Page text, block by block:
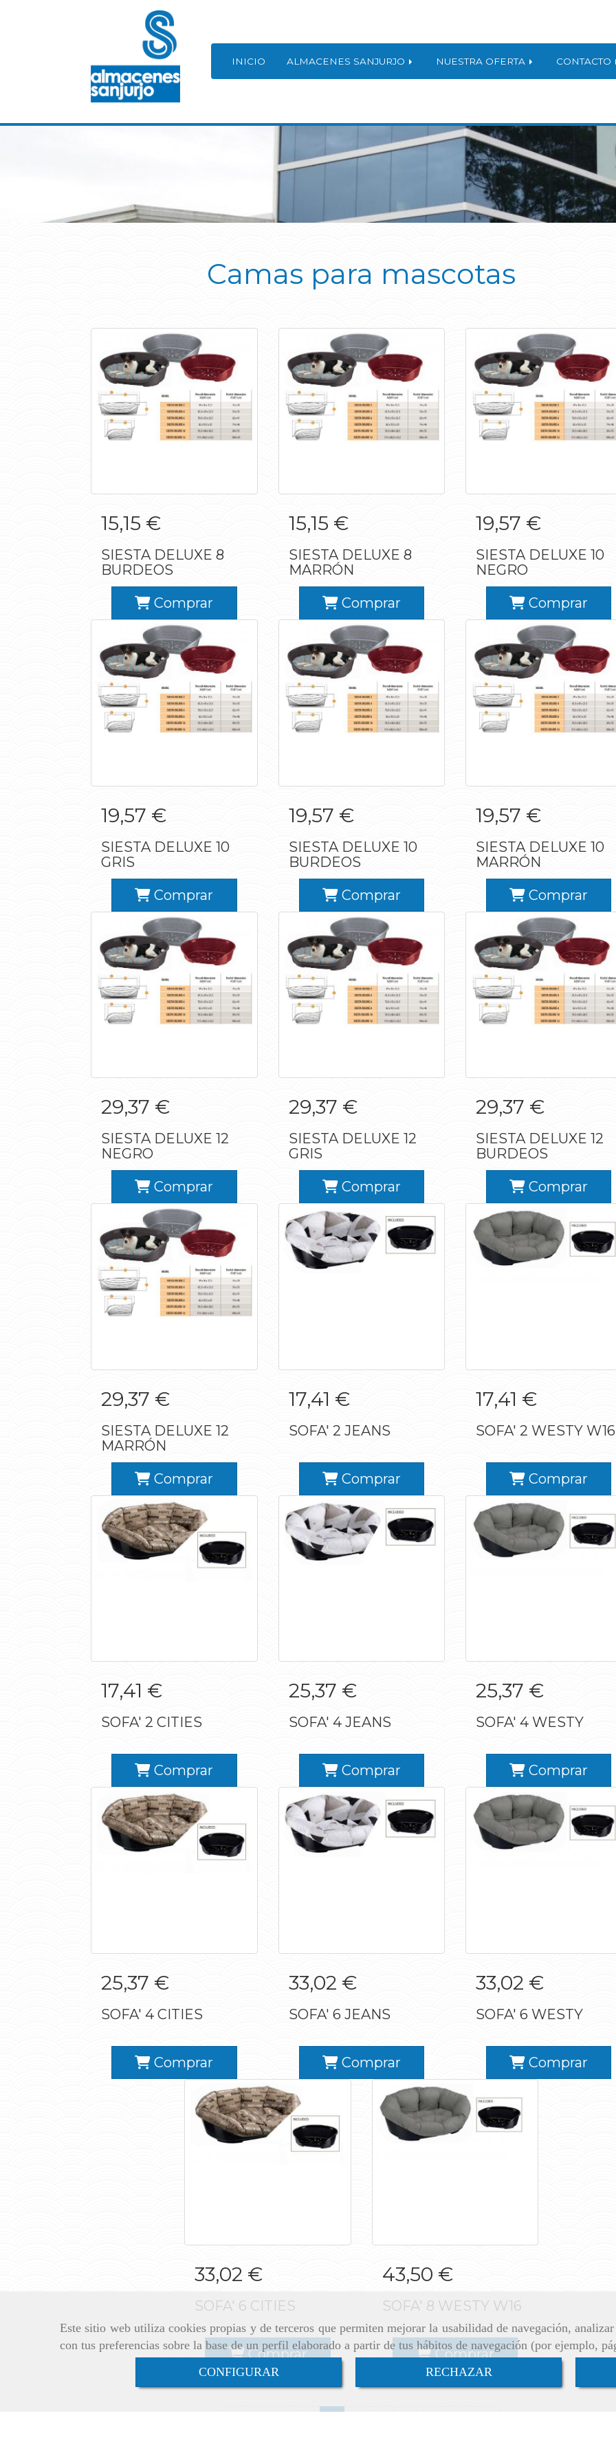
Este sitio web utiliza cookies propias y de terceros que permiten mejorar la usabilidad de navegación,
con tus preferencias sobre la base de un perfil elaborado a partir de tus hábitos de navegación (por ejemplo,
CONFIGURAR
RECHAZAR
INICIO ALMACENES SANJURJO NUESTRA OFERTA CONTACTO
Camas para mascotas
SIESTA DELUXE 8
BURDEOS
15,15 €
SIESTA DELUXE 8
BURDEOS
Comprar
SIESTA DELUXE 8
MARRÓN
15,15 €
SIESTA DELUXE 8
MARRÓN
Comprar
SIESTA DELUXE 10
NEGRO
19,57 €
SIESTA DELUXE 10
NEGRO
Comprar
SIESTA DELUXE 10
GRIS
19,57 €
SIESTA DELUXE 10
GRIS
Comprar
SIESTA DELUXE 10
BURDEOS
19,57 €
SIESTA DELUXE 10
BURDEOS
Comprar
SIESTA DELUXE 10
MARRÓN
19,57 €
SIESTA DELUXE 10
MARRÓN
Comprar
SIESTA DELUXE 12
NEGRO
29,37 €
SIESTA DELUXE 12
NEGRO
Comprar
SIESTA DELUXE 12
GRIS
29,37 €
SIESTA DELUXE 12
GRIS
Comprar
SIESTA DELUXE 12
BURDEOS
29,37 €
SIESTA DELUXE 12
BURDEOS
Comprar
SIESTA DELUXE 12
MARRÓN
29,37 €
SIESTA DELUXE 12
MARRÓN
Comprar
SOFA' 2 JEANS
17,41 €
SOFA' 2 JEANS
Comprar
SOFA' 2 WESTY
17,41 €
SOFA' 2 WESTY W16
Comprar
SOFA' 2 CITIES
17,41 €
SOFA' 2 CITIES
Comprar
SOFA' 4 JEANS
25,37 €
SOFA' 4 JEANS
Comprar
SOFA' 4 WESTY
25,37 €
SOFA' 4 WESTY
Comprar
SOFA' 4 CITIES
25,37 €
SOFA' 4 CITIES
Comprar
SOFA' 6 JEANS
33,02 €
SOFA' 6 JEANS
Comprar
SOFA' 6 WESTY
33,02 €
SOFA' 6 WESTY
Comprar
SOFA' 6 CITIES
33,02 €
SOFA' 6 CITIES
Comprar
SOFA' 8 WESTY W16
43,50 €
SOFA' 8 WESTY W16
Comprar